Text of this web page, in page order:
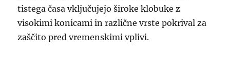
tistega časa vključujejo široke klobuke z
visokimi konicami in različne vrste pokrival za
zaščito pred vremenskimi vplivi.